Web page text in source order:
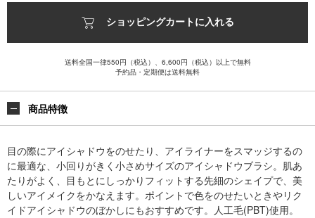
ショッピングカートに入れる
送料全国一律550円（税込）、6,600円（税込）以上で無料
予約品・定期便は送料無料
商品特徴
目の際にアイシャドウをのせたり、アイライナーをスマッジするの
に最適な、小回りがきく小さめサイズのアイシャドウブラシ。肌あ
たりがよく、目もとにしっかりフィットする先細のシェイプで、美
しいアイメイクをかなえます。ポイントで色をのせたいときやリク
イドアイシャドウのぼかしにもおすすめです。人工毛(PBT)使用。